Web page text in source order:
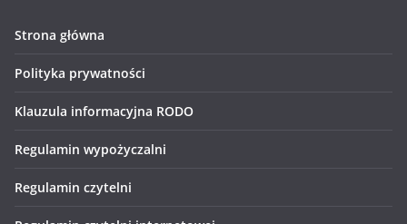
Strona główna
Polityka prywatności
Klauzula informacyjna RODO
Regulamin wypożyczalni
Regulamin czytelni